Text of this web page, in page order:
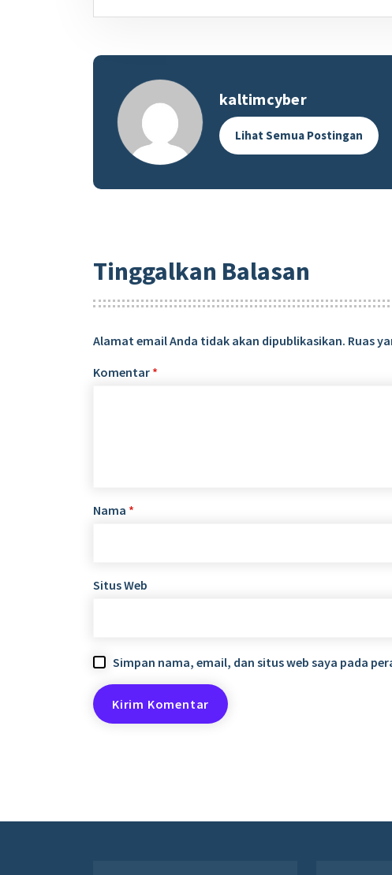
kaltimcyber
Lihat Semua Postingan
Tinggalkan Balasan
Alamat email Anda tidak akan dipublikasikan. Ruas
Komentar *
Nama *
Situs Web
Simpan nama, email, dan situs web saya pada